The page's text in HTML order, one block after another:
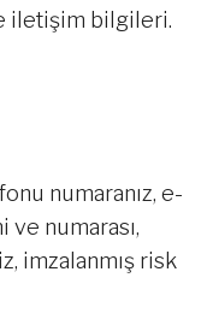
iletişim bilgileri.
numaranız, e-
numarası,
imzalanmış risk